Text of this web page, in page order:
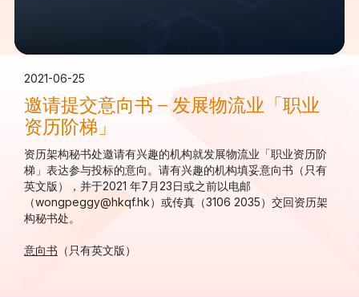
2021-06-25
邀请提交意向书 – 发展物流业「职业
资历阶梯」
资历架构秘书处邀请有兴趣的机构就发展物流业「职业资历阶
梯」表达参与投标的意向。请有兴趣的机构填妥意向书（只有
英文版），并于2021 年7月23日或之前以电邮
（wongpeggy@hkqf.hk）或传真（3106 2035）交回资历架
构秘书处。
意向书 （只有英文版）